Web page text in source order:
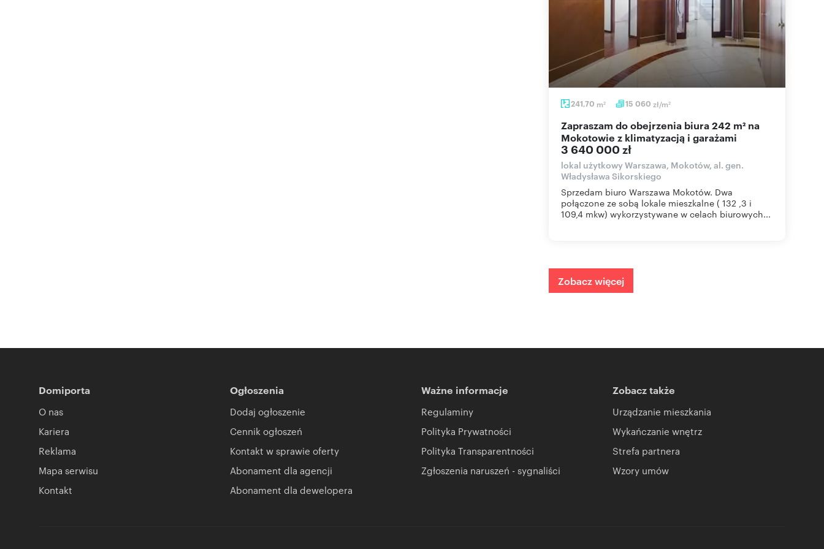
241,70 m2 15 060 zł/m2
Zapraszam do obejrzenia biura 242 m² na
Mokotowie z klimatyzacją i garażami
3 640 000 zł
lokal użytkowy Warszawa, Mokotów, al. gen.
Władysława Sikorskiego
Sprzedam biuro Warszawa Mokotów. Dwa
połączone ze sobą lokale mieszkalne ( 132 ,3 i
109,4 mkw) wykorzystywane w celach biurowych...
Zobacz więcej
Domiporta
O nas
Kariera
Reklama
Mapa serwisu
Kontakt
Ogłoszenia
Dodaj ogłoszenie
Cennik ogłoszeń
Kontakt w sprawie oferty
Abonament dla agencji
Abonament dla dewelopera
Ważne informacje
Regulaminy
Polityka Prywatności
Polityka Transparentności
Zgłoszenia naruszeń - sygnaliści
Zobacz także
Urządzanie mieszkania
Wykańczanie wnętrz
Strefa partnera
Wzory umów